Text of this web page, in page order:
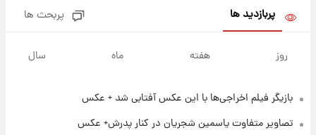
۱۷ ساعت پیش
پربازدید ها پربحث ها
روز هفته ماه سال
بازیگر فیلم اخراجی‌ها با این عکس آفتابی شد + عکس
تصاویر متفاوت یاسمین شجریان در کنار پدرش+ عکس